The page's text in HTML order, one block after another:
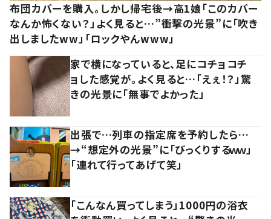
布団カバーを購入。しかし帰宅後→高1娘「このカバー
なんか怖くない？」よく見ると…”衝撃の光景”に「吹き
出しましたww」「ロックやんwww」
家で横になっていると、足にコチョコチ
ョした感覚が。よく見ると…「えぇ！？」驚
きの光景に「無事でよかった」
出張で…列車の指定席を予約したら…
→“想定外の光景”に「びっくりするｗｗ」
「連れて行ってあげて笑」
「こんなん買ってしまう」1000円の浴衣